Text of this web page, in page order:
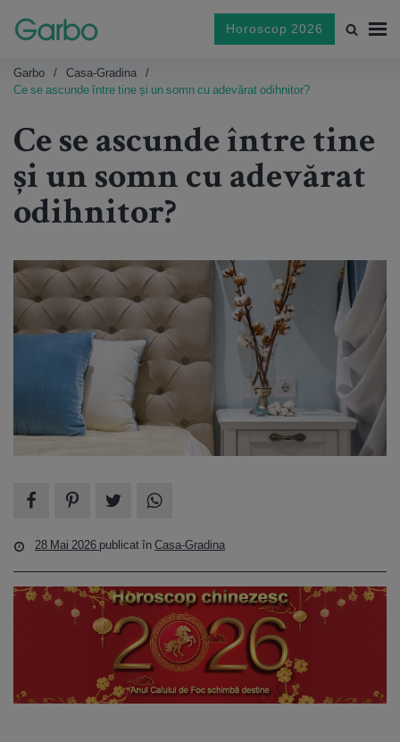
Horoscop 2026
Garbo
Casa-Gradina
Ce se ascunde între tine și un somn cu adevărat odihnitor?
Ce se ascunde între tine
și un somn cu adevărat
odihnitor?
28 Mai 2026 publicat înCasa-Gradina